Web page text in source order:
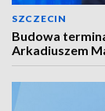
SZCZECIN
Budowa
Arkadiuszem